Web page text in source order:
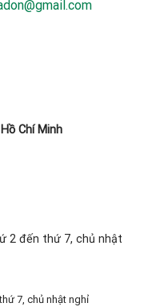
Chí Minh
2 đến thứ 7, chủ nhật
7, chủ nhật nghỉ